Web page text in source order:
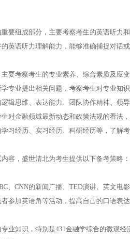
要组成部分，主要考察考生的英语听力
英语听力理解能力，能够准确捕捉对话
要考察考生的专业素养、综合素质及应
专业提出相关问题，考察考生对专业知
辑思维、表达能力、团队协作精神、领
对金融领域最新动态和政策法规的看法
习经历、实习经历、科研经历等，了解
容，盛世清北为考生提供以下备考策略：
、CNN的新闻广播、TED演讲、英文
参加英语角等活动，提高自己的口语表
业知识，特别是431金融学综合的微观